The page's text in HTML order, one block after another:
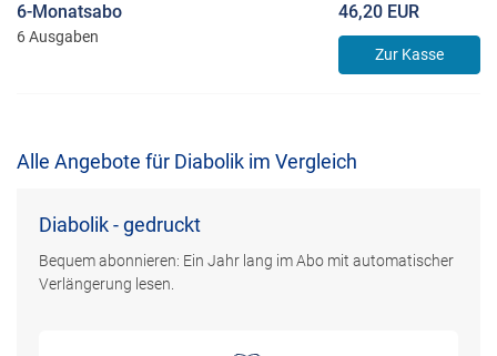
6-Monatsabo
6 Ausgaben
46,20 EUR
Zur Kasse
Alle Angebote für Diabolik im Vergleich
Diabolik - gedruckt
Bequem abonnieren: Ein Jahr lang im Abo mit automatischer
Verlängerung lesen.